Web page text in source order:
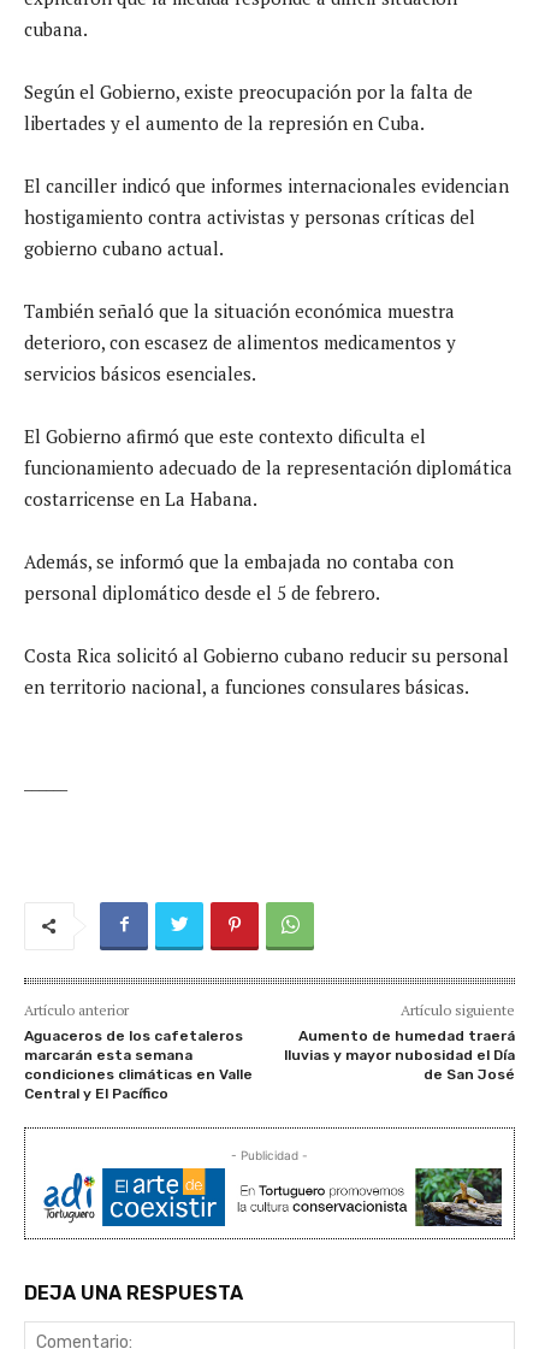
cubana.
Según el Gobierno, existe preocupación por la falta de
libertades y el aumento de la represión en Cuba.
El canciller indicó que informes internacionales evidencian
hostigamiento contra activistas y personas críticas del
gobierno cubano actual.
También señaló que la situación económica muestra
deterioro, con escasez de alimentos medicamentos y
servicios básicos esenciales.
El Gobierno afirmó que este contexto dificulta el
funcionamiento adecuado de la representación diplomática
costarricense en La Habana.
Además, se informó que la embajada no contaba con
personal diplomático desde el 5 de febrero.
Costa Rica solicitó al Gobierno cubano reducir su personal
en territorio nacional, a funciones consulares básicas.
Artículo anterior
Aguaceros de los cafetaleros
marcarán esta semana
condiciones climáticas en Valle
Central y El Pacífico
Artículo siguiente
Aumento de humedad traerá
lluvias y mayor nubosidad el Día
de San José
- Publicidad -
DEJA UNA RESPUESTA